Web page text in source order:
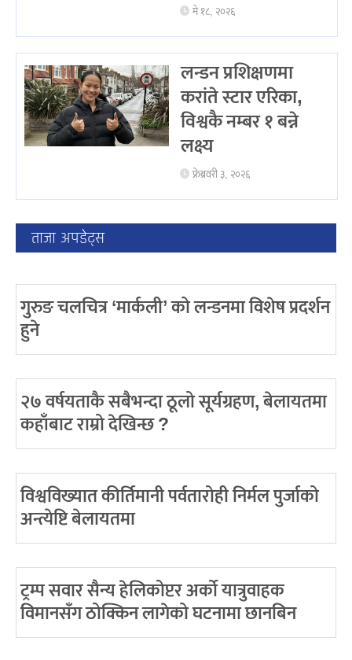
मे १८, २०२६
लन्डन प्रशिक्षणमा
करांते स्टार एरिका,
विश्वकै नम्बर १ बन्ने
लक्ष्य
फ्रेब्रवरी ३, २०२६
ताजा अपडेट्स
गुरुङ चलचित्र ‘मार्कली’ को लन्डनमा विशेष प्रदर्शन
हुने
२७ वर्षयताकै सबैभन्दा ठूलो सूर्यग्रहण, बेलायतमा
कहाँबाट राम्रो देखिन्छ ?
विश्वविख्यात कीर्तिमानी पर्वतारोही निर्मल पुर्जाको
अन्त्येष्टि बेलायतमा
ट्रम्प सवार सैन्य हेलिकोप्टर अर्को यात्रुवाहक
विमानसँग ठोक्किन लागेको घटनामा छानबिन